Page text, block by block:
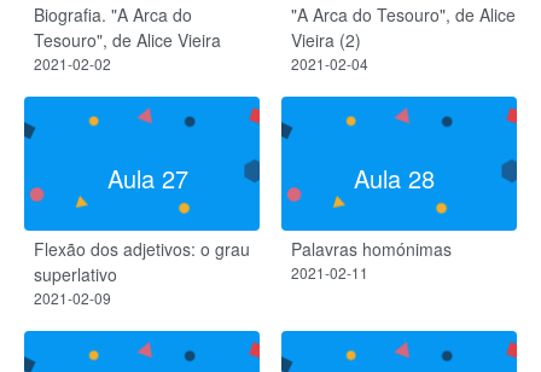
Biografia. "A Arca do
Tesouro", de Alice Vieira
2021-02-02
"A Arca do Tesouro", de Alice
Vieira (2)
2021-02-04
Aula 27
Flexão dos adjetivos: o grau
superlativo
2021-02-09
Aula 28
Palavras homónimas
2021-02-11